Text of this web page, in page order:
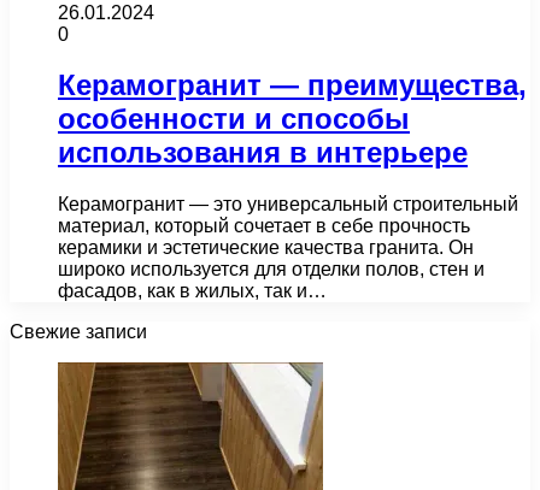
26.01.2024
0
Керамогранит — преимущества,
особенности и способы
использования в интерьере
Керамогранит — это универсальный строительный
материал, который сочетает в себе прочность
керамики и эстетические качества гранита. Он
широко используется для отделки полов, стен и
фасадов, как в жилых, так и…
Свежие записи